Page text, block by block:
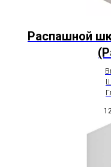
Распашной